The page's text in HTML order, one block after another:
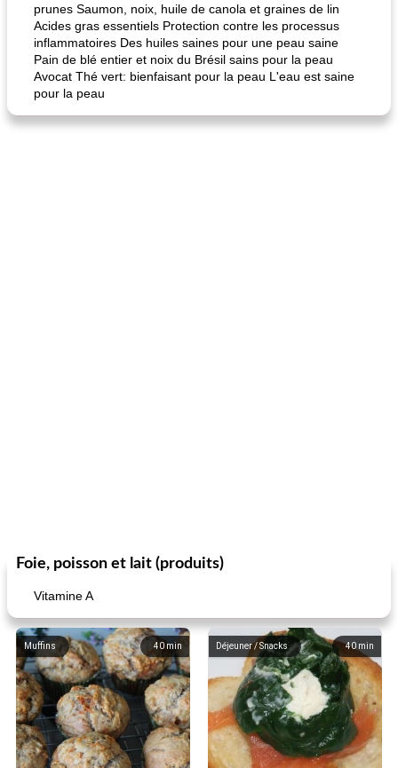
prunes Saumon, noix, huile de canola et graines de lin
Acides gras essentiels Protection contre les processus
inflammatoires Des huiles saines pour une peau saine
Pain de blé entier et noix du Brésil sains pour la peau
Avocat Thé vert: bienfaisant pour la peau L'eau est saine
pour la peau
Foie, poisson et lait (produits)
Vitamine A
40 min
Muffins 40 min
Déjeuner / Snacks